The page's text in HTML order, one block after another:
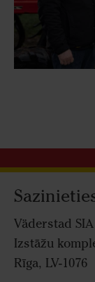
Väderstad SIA
Izstāžu
Rīga, LV-1076